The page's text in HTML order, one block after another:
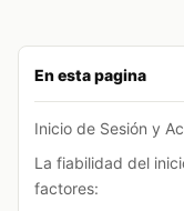
En esta pagina
Inicio de Sesión y
La fiabilidad del
factores: